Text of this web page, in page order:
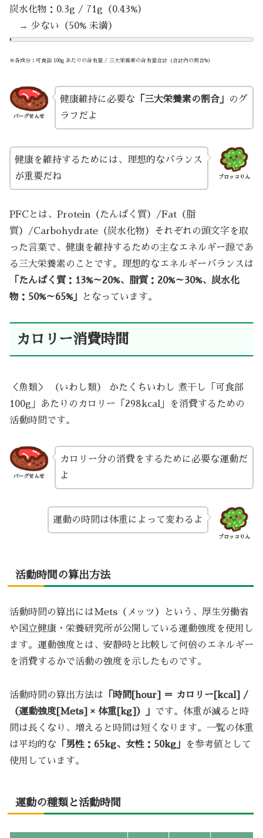
炭水化物：0.3g / 71g（0.43%）
→ 少ない（50% 未満）
※各成分：可食部 100g あたりの含有量 / 三大栄養素の含有量合計（合計内の割合%）
バーグせんせ
健康維持に必要な 「三大栄養素の割合」
のグ
ラフだよ
ブロッコりん
健康を維持するためには、理想的なバランス
が重要だね
PFCとは、Protein（たんぱく質）/Fat（脂
質）/Carbohydrate（炭水化物）それぞれの頭文字を取
った言葉で、健康を維持するための主なエネルギー源であ
る三大栄養素のことです。理想的なエネルギーバランスは
「たんぱく質：13%～20%、脂質：20%～30%、炭水化
物：50%～65%」
となっています。
カロリー消費時間
＜魚類＞ （いわし類） かたくちいわし 煮干し「可食部
100g」あたりのカロリー「298kcal」を消費するための
活動時間です。
バーグせんせ
カロリー分の消費をするために必要な運動だ
よ
ブロッコりん
運動の時間は体重によって変わるよ
活動時間の算出方法
活動時間の算出にはMets（メッツ）という、厚生労働省
や国立健康・栄養研究所が公開している運動強度を使用し
ます。運動強度とは、安静時と比較して何倍のエネルギー
を消費するかで活動の強度を示したものです。
活動時間の算出方法は 「時間[hour] ＝ カロリー[kcal] /
（運動強度[Mets] × 体重[kg]）」 です。体重が減ると時
間は長くなり、増えると時間は短くなります。一覧の体重
は平均的な 「男性：65kg、女性：50kg」
を参考値として
使用しています。
運動の種類と活動時間